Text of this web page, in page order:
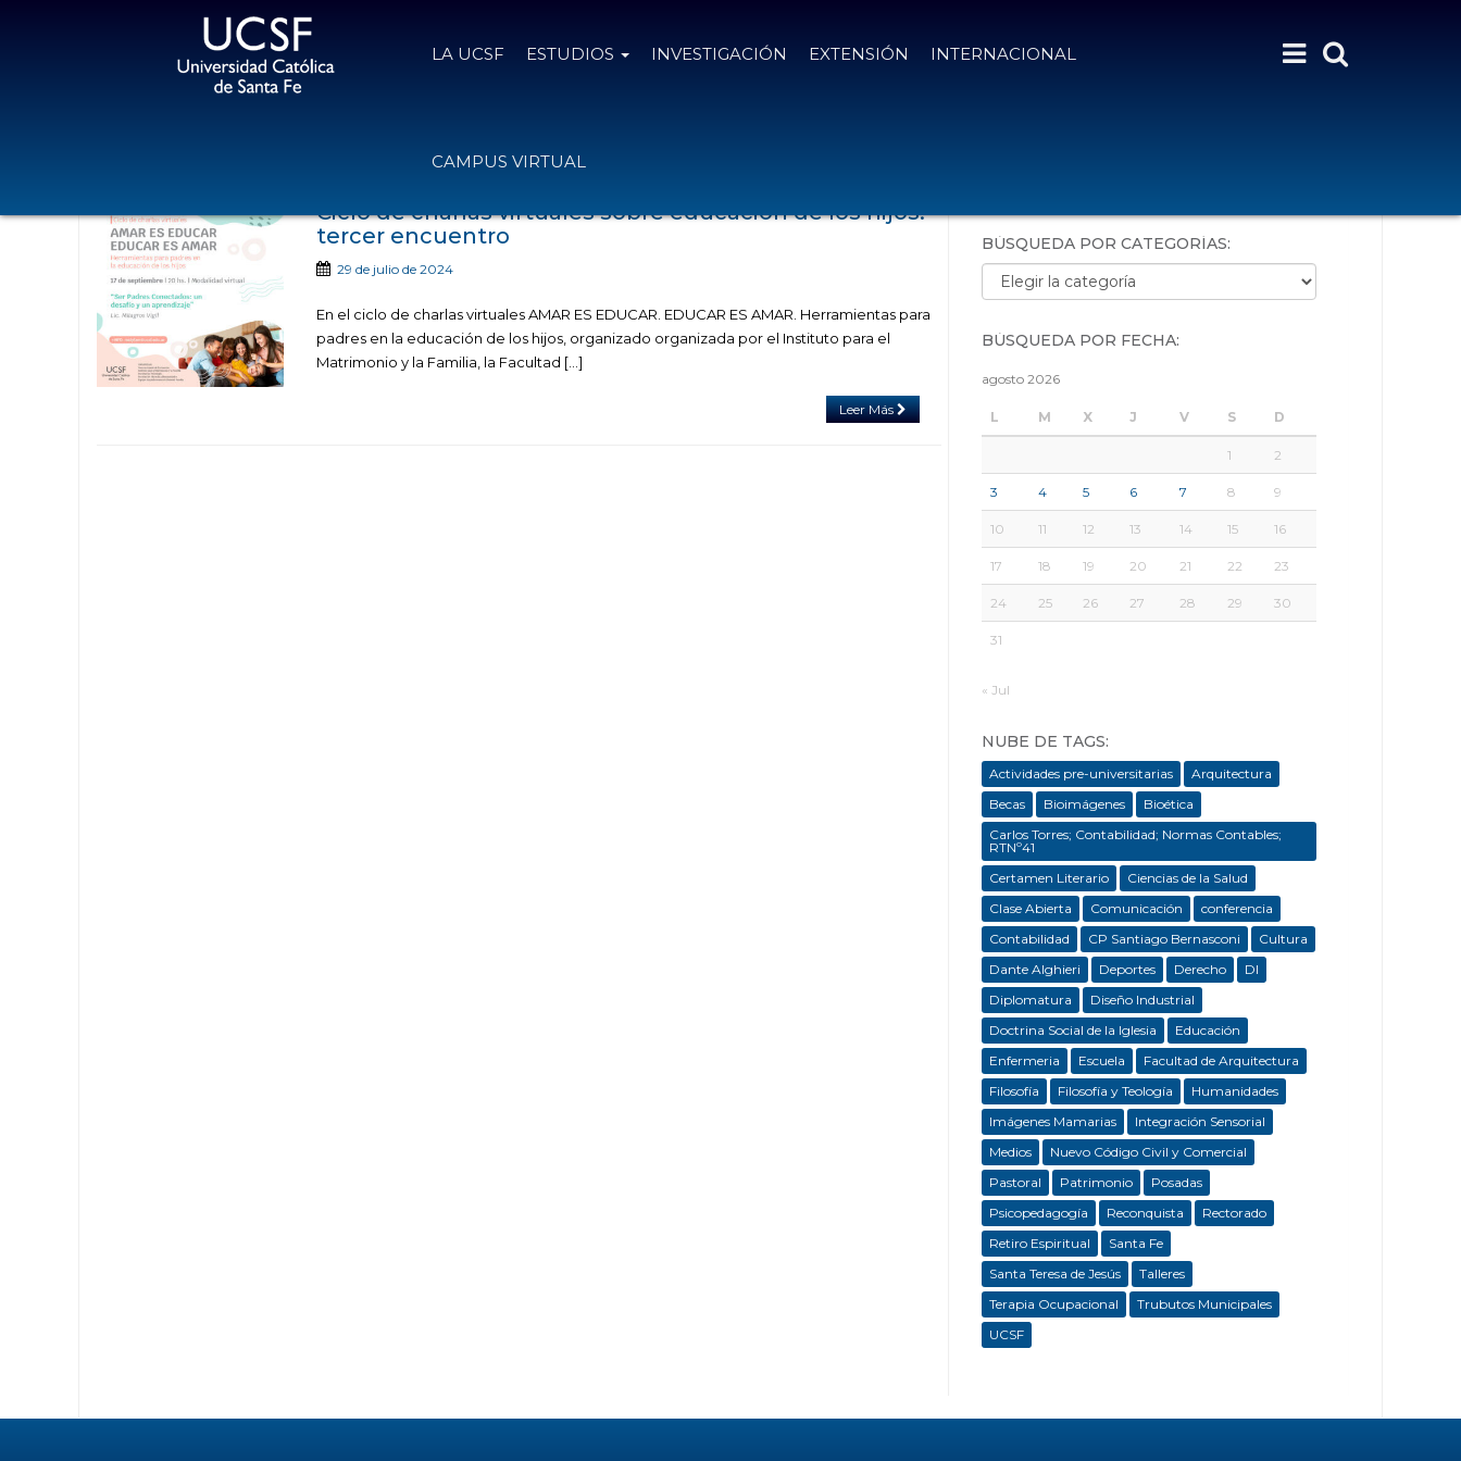
LA UCSF ESTUDIOS INVESTIGACIÓN EXTENSIÓN INTERNACIONAL
CAMPUS VIRTUAL
Ciclo de charlas virtuales sobre educación de los hijos:
tercer encuentro
29 de julio de 2024
En el ciclo de charlas virtuales AMAR ES EDUCAR. EDUCAR ES AMAR. Herramientas para
padres en la educación de los hijos, organizado organizada por el Instituto para el
Matrimonio y la Familia, la Facultad […]
Leer Más
BÚSQUEDA POR CATEGORÍAS:
Búsqueda por categorías:
BÚSQUEDA POR FECHA:
agosto 2026
L M X J V S D
1 2
3 4 5 6 7 8 9
10 11 12 13 14 15 16
17 18 19 20 21 22 23
24 25 26 27 28 29 30
31
« Jul
NUBE DE TAGS:
Actividades pre-universitarias
Arquitectura
Becas
Bioimágenes
Bioética
Carlos Torres; Contabilidad; Normas Contables;
RTNº41
Certamen Literario
Ciencias de la Salud
Clase Abierta
Comunicación
conferencia
Contabilidad
CP Santiago Bernasconi
Cultura
Dante Alghieri
Deportes Derecho
DI
Diplomatura
Diseño Industrial
Doctrina Social de la Iglesia
Educación
Enfermeria
Escuela
Facultad de Arquitectura
Filosofía
Filosofía y Teología
Humanidades
Imágenes Mamarias
Integración Sensorial
Medios
Nuevo Código Civil y Comercial
Pastoral
Patrimonio
Posadas
Psicopedagogía
Reconquista
Rectorado
Retiro Espiritual
Santa Fe
Santa Teresa de Jesús
Talleres
Terapia Ocupacional
Trubutos Municipales
UCSF